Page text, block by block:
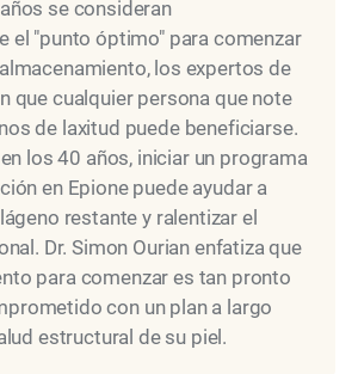
se consideran
el "punto óptimo" para comenzar
los expertos de
que cualquier persona que note
de laxitud puede beneficiarse.
los 40 años, iniciar un programa
en Epione puede ayudar a
restante y ralentizar el
Dr. Simon Ourian enfatiza que
para comenzar es tan pronto
con un plan a largo
estructural de su piel.